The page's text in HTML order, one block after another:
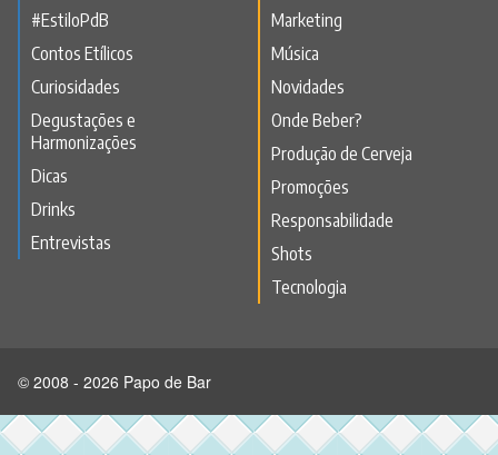
#EstiloPdB
Contos Etílicos
Curiosidades
Degustações e
Harmonizações
Dicas
Drinks
Entrevistas
Marketing
Música
Novidades
Onde Beber?
Produção de Cerveja
Promoções
Responsabilidade
Shots
Tecnologia
© 2008 - 2026 Papo de Bar